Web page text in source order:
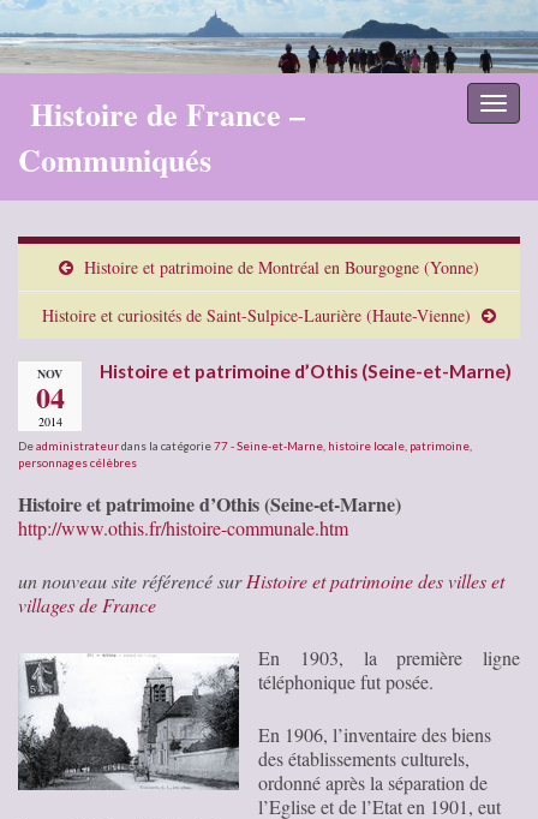
Histoire de France –
Communiqués
Histoire et patrimoine de Montréal en Bourgogne (Yonne)
Histoire et curiosités de Saint-Sulpice-Laurière (Haute-Vienne)
NOV
04
2014
Histoire et patrimoine d’Othis (Seine-et-Marne)
Deadministrateurdans la catégorie77 - Seine-et-Marne histoire locale patrimoine
personnages célèbres
Histoire et patrimoine d’Othis (Seine-et-Marne)
http://www.othis.fr/histoire-communale.htm
un nouveau site référencé surHistoire et patrimoine des villes et
villages de France
En 1903, la première ligne
téléphonique fut posée.
En 1906, l’inventaire des biens
des établissements culturels,
ordonné après la séparation de
l’Eglise et de l’Etat en 1901, eut